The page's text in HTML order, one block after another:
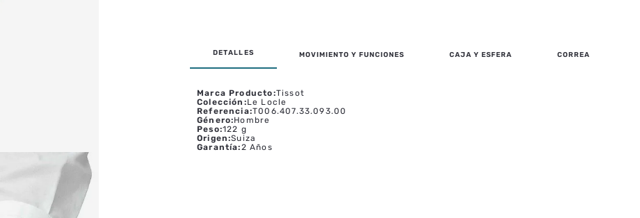
MOVIMIENTO Y FUNCIONES CAJA Y ESFERA CORREA
Marca Producto:Tissot
Colección :Le Locle
Referencia:T006.407.33.093.00
Género:Hombre
Peso:122 g
Origen:Suiza
Garantía:2 Años